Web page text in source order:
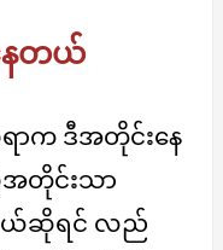
ေတယ်
က ဒီအတိုင်းနေ
တိုင်းသာ
ယ်ဆိုရင် လည်